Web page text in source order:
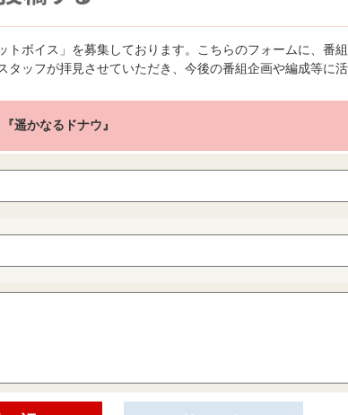
ボイス」を募集しております。こちらのフォームに、番
ッフが拝見させていただき、今後の番組企画や編成等に活
遥かなるドナウ』